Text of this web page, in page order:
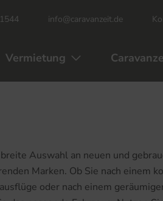
info@caravanzeit.de
Vermietung
Auswahl an neuen und
Marken. Ob Sie nach einem
oder nach einem